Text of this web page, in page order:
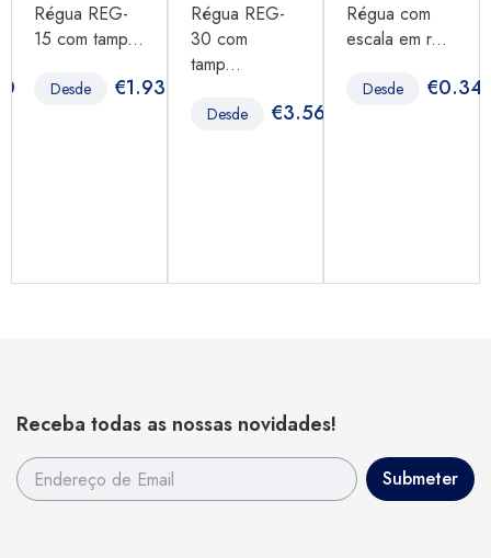
Régua REG-
15 com tamp...
Desde €1.93
Régua REG-
30 com
tamp...
Desde €3.56
Régua com
escala em r...
Desde €0.34
Receba todas as nossas novidades!